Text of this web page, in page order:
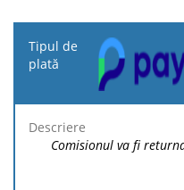
Tipul
de
Descriere
Comisionul va fi